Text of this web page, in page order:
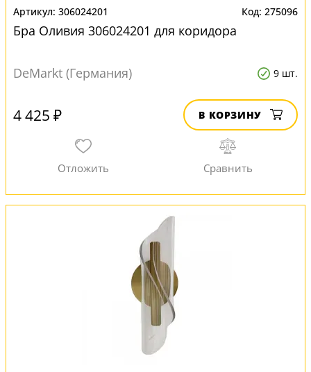
306024201 275096
Бра Оливия 306024201 для коридора
DeMarkt (Германия) 9 шт.
4 425 ₽ В КОРЗИНУ